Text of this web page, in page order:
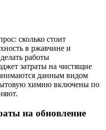
сколько стоит
в ржавчине и
работы
затраты на чистящие
данным видом
химию включены по
на обновление